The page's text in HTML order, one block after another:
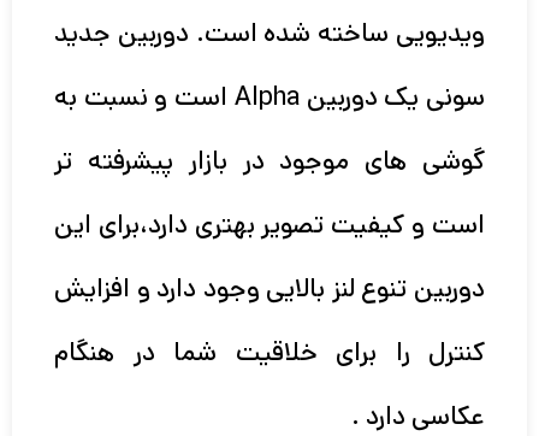
ویدیویی ساخته شده است. دوربین جدید
سونی یک دوربین Alpha است و نسبت به
گوشی های موجود در بازار پیشرفته تر
است و کیفیت تصویر بهتری دارد،برای این
دوربین تنوع لنز بالایی وجود دارد و افزایش
کنترل را برای خلاقیت شما در هنگام
عکاسی دارد .